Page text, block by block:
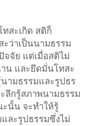
สะเกิด สติก็
ว่าเป็นนามธรรม
จจัย แต่เมื่อสติไม่
าน และยึดมั่นโทสะ
ามธรรมและรูปธร
ลึกรู้สภาพนามธรรม
นั้น จะทำให้รู้
ละรูปธรรมซึ่งไม่